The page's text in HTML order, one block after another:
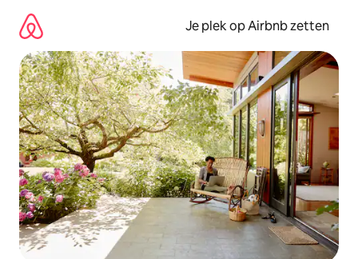
direct
naar
inhoud
Je plek op Airbnb zetten